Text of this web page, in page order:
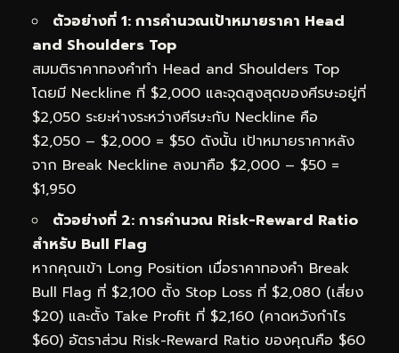
ตัวอย่างที่ 1: การคำนวณเป้าหมายราคา Head
and Shoulders Top
สมมติราคาทองคำทำ Head and Shoulders Top
โดยมี Neckline ที่ $2,000 และจุดสูงสุดของศีรษะอยู่ที่
$2,050 ระยะห่างระหว่างศีรษะกับ Neckline คือ
$2,050 – $2,000 = $50 ดังนั้น เป้าหมายราคาหลัง
จาก Break Neckline ลงมาคือ $2,000 – $50 =
$1,950
ตัวอย่างที่ 2: การคำนวณ Risk-Reward Ratio
สำหรับ Bull Flag
หากคุณเข้า Long Position เมื่อราคาทองคำ Break
Bull Flag ที่ $2,100 ตั้ง Stop Loss ที่ $2,080 (เสี่ยง
$20) และตั้ง Take Profit ที่ $2,160 (คาดหวังกำไร
$60) อัตราส่วน Risk-Reward Ratio ของคุณคือ $60